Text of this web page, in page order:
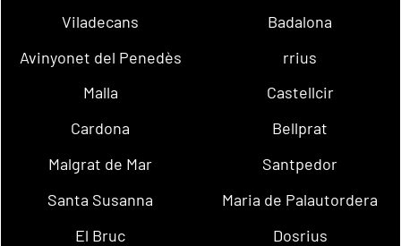
Viladecans
Badalona
Avinyonet del Penedès
rrius
Malla
Castellcir
Cardona
Bellprat
Malgrat de Mar
Santpedor
Santa Susanna
Maria de Palautordera
El Bruc
Dosrius